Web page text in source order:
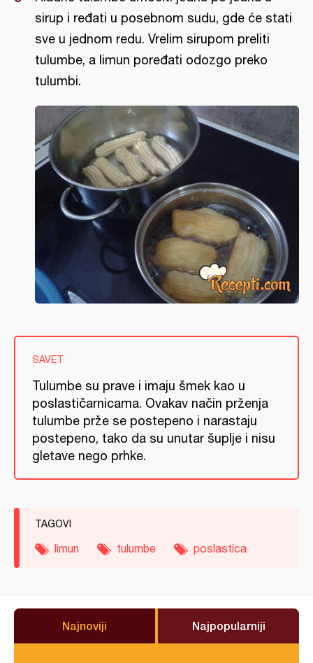
sirup i ređati u posebnom sudu, gde će stati
sve u jednom redu. Vrelim sirupom preliti
tulumbe, a limun poređati odozgo preko
tulumbi.
SAVET
Tulumbe su prave i imaju šmek kao u
poslastičarnicama. Ovakav način prženja
tulumbe prže se postepeno i narastaju
postepeno, tako da su unutar šuplje i nisu
gletave nego prhke.
TAGOVI
limun tulumbe poslastica
Najnoviji Najpopularniji